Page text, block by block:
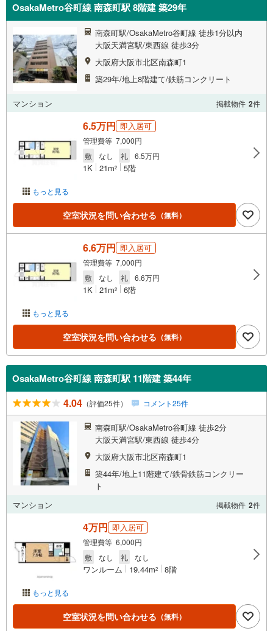
OsakaMetro谷町線 南森町駅 8階建 築29年
南森町駅/OsakaMetro谷町線 徒歩1分以内
大阪天満宮駅/東西線 徒歩3分
大阪府大阪市北区南森町1
築29年/地上8階建て/鉄筋コンクリート
マンション 掲載物件 2件
もっと見る
6.5万円 即入居可
管理費等 7,000円
敷
なし 礼 6.5万円
1K 21m2 5階
空室状況を問い合わせる （無料）
もっと見る
6.6万円 即入居可
管理費等 7,000円
敷
なし 礼 6.6万円
1K 21m2 6階
空室状況を問い合わせる （無料）
OsakaMetro谷町線 南森町駅 11階建 築44年
4.04 （評価25件） コメント25件
南森町駅/OsakaMetro谷町線 徒歩2分
大阪天満宮駅/東西線 徒歩4分
大阪府大阪市北区南森町1
築44年/地上11階建て/鉄骨鉄筋コンクリー
ト
マンション
掲載物件 2件
もっと見る
4万円 即入居可
管理費等 6,000円
敷
なし 礼 なし
ワンルーム 19.44m2 8階
空室状況を問い合わせる （無料）